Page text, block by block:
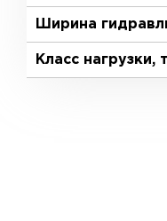
Ширина
Класс нагрузки,